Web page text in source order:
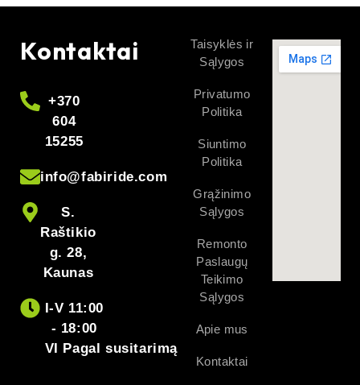
Kontaktai
+370
604
15255
info@fabiride.com
S.
Raštikio
g. 28,
Kaunas
I-V 11:00
- 18:00
VI Pagal susitarimą
Taisyklės ir
Sąlygos
Privatumo
Politika
Siuntimo
Politika
Grąžinimo
Sąlygos
Remonto
Paslaugų
Teikimo
Sąlygos
Apie mus
Kontaktai